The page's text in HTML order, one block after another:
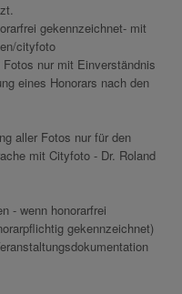
gekennzeichnet- mit
cityfoto
nur mit Einverständnis
eines Honorars nach den
aller Fotos nur für den
mit Cityfoto - Dr. Roland
- wenn honorarfrei
gekennzeichnet)